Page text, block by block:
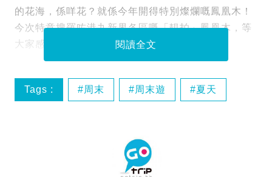
的花海，係咩花？就係今年開得特別燦爛嘅鳳凰木！
今次特意搜羅咗港九新界各區嘅「靚拍」鳳凰木，等
大家感受一下大自然嘅壯麗！
閱讀全文
Tags : 周末 周末遊 夏天